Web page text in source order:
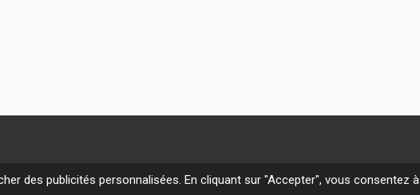
des publicités personnalisées. En cliquant sur "Accepter", vous consentez à